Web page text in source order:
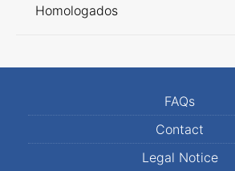
Homologados
FAQs
Contact
Legal Notice